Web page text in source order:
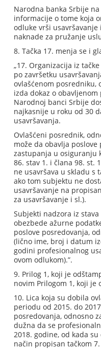
Narodna banka Srbije
informacije o tome koja
odluke vrši usavršavanje
naknade za pružanje
8. Tačka 17. menja se i
„17. Organizacija iz
po završetku
ovlašćenom posredniku,
izda dokaz o
Narodnoj banci Srbije
najkasnije u roku od 30
usavršavanja.
Ovlašćeni posrednik,
može da obavlja
zastupanja u osiguranju
86. stav 1. i člana 98. st.
ne usavršava u skladu s
ako tom subjektu ne
usavršavanje na
za usavršavanje i sl.).
Subjekti nadzora iz
obezbede ažurne
poslove posredovanja,
(lično ime, broj i datum
godini profesionalnog
ovom odlukom).”.
9. Prilog 1, koji je
novim Prilogom 1, koji je
10. Lica koja su dobila
periodu od 2015. do
posredovanja, odnosno
dužna da se
2018. godine, od kada
način propisan tačkom